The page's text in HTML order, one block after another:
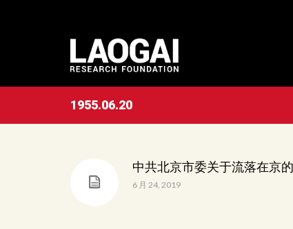
1955.06.20
中共北京市委关于流落在京
6 月 24, 2019